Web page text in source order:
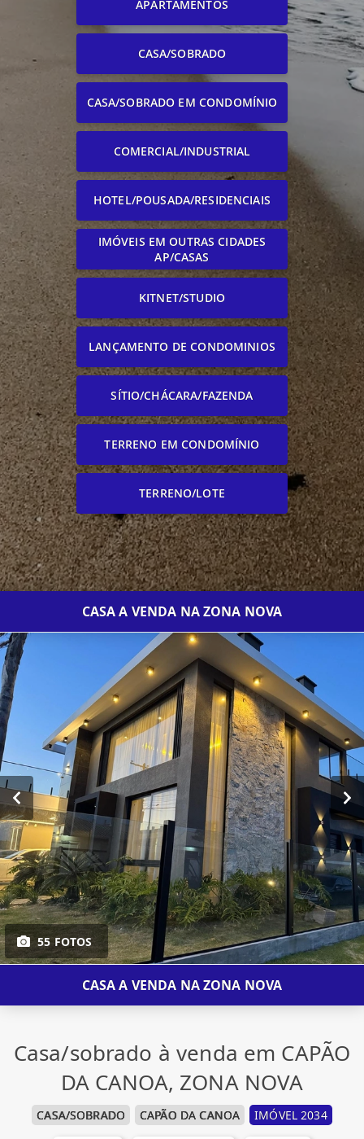
APARTAMENTOS
CASA/SOBRADO
CASA/SOBRADO EM CONDOMÍNIO
COMERCIAL/INDUSTRIAL
HOTEL/POUSADA/RESIDENCIAIS
IMÓVEIS EM OUTRAS CIDADES
AP/CASAS
KITNET/STUDIO
LANÇAMENTO DE CONDOMINIOS
SÍTIO/CHÁCARA/FAZENDA
TERRENO EM CONDOMÍNIO
TERRENO/LOTE
CASA A VENDA NA ZONA NOVA
55 FOTOS
CASA A VENDA NA ZONA NOVA
Casa/sobrado à venda em CAPÃO
DA CANOA, ZONA NOVA
CASA/SOBRADO CAPÃO DA CANOA IMÓVEL 2034